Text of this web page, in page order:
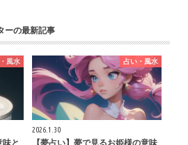
ーの最新記事
風水
味と
占い・風水
2026.1.30
【夢占い】夢で見るお姫様の意味